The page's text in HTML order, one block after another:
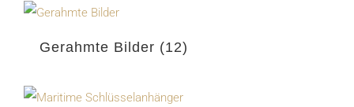
Gerahmte Bilder (12)